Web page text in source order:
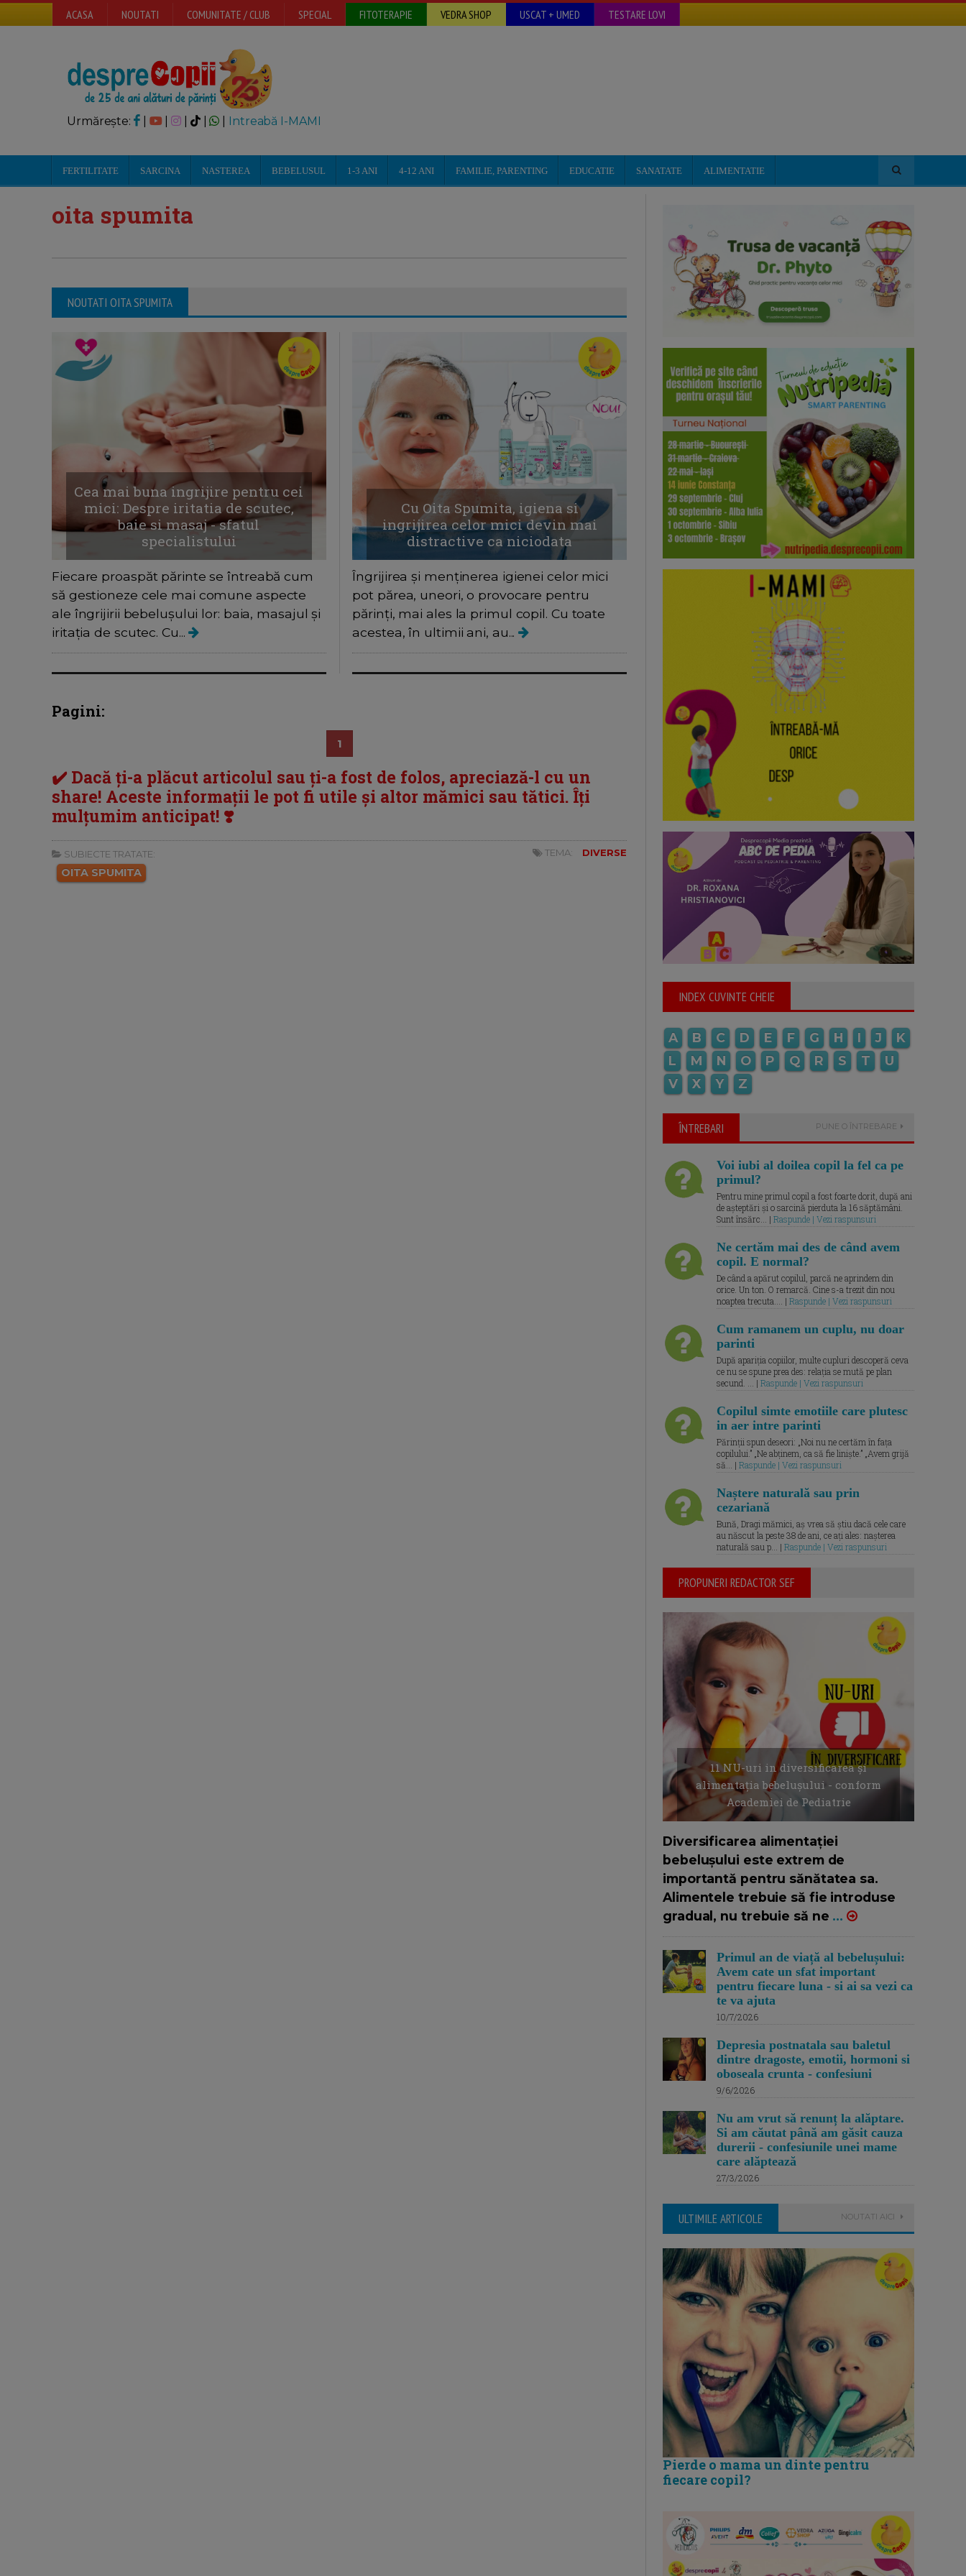
ACASA NOUTATI COMUNITATE / CLUB SPECIAL FITOTERAPIE VEDRA SHOP USCAT + UMED TESTARE LOVI
Urmărește: | | Intreabă I-MAMI
FERTILITATE SARCINA NASTEREA BEBELUSUL 1-3 ANI 4-12 ANI FAMILIE, PARENTING EDUCATIE SANATATE ALIMENTATIE
oita spumita
NOUTATI OITA SPUMITA
Cea mai buna ingrijire pentru cei
mici: Despre iritatia de scutec,
baie si masaj - sfatul
specialistului
Fiecare proaspăt părinte se întreabă cum
să gestioneze cele mai comune aspecte
ale îngrijirii bebelușului lor: baia, masajul și
iritația de scutec. Cu...
Cu Oita Spumita, igiena si
ingrijirea celor mici devin mai
distractive ca niciodata
Îngrijirea și menținerea igienei celor mici
pot părea, uneori, o provocare pentru
părinți, mai ales la primul copil. Cu toate
acestea, în ultimii ani, au...
Pagini:
1
✔️ Dacă ți-a plăcut articolul sau ți-a fost de folos, apreciază-l cu un
share! Aceste informații le pot fi utile și altor mămici sau tătici. Îți
mulțumim anticipat! ❣️
SUBIECTE TRATATE:
OITA SPUMITA
TEMA: DIVERSE
INDEX CUVINTE CHEIE
A B C D E F G H I J
K
L
M N O P Q R S T
U
V
X Y Z
ÎNTREBARI PUNE O ÎNTREBARE
Voi iubi al doilea copil la fel ca pe
primul?
Pentru mine primul copil a fost foarte dorit, după ani
de așteptări și o sarcină pierduta la 16 săptămâni.
Sunt însărc... | Raspunde | Vezi raspunsuri
Ne certăm mai des de când avem
copil. E normal?
De când a apărut copilul, parcă ne aprindem din
orice. Un ton. O remarcă. Cine s-a trezit din nou
noaptea trecuta.... | Raspunde | Vezi raspunsuri
Cum ramanem un cuplu, nu doar
parinti
După apariția copiilor, multe cupluri descoperă ceva
ce nu se spune prea des: relația se mută pe plan
secund. ... | Raspunde | Vezi raspunsuri
Copilul simte emotiile care plutesc
in aer intre parinti
Părinții spun deseori: „Noi nu ne certăm în fața
copilului.” „Ne abținem, ca să fie liniște.” „Avem grijă
să... | Raspunde | Vezi raspunsuri
Naștere naturală sau prin
cezariană
Bună, Dragi mămici, aș vrea să știu dacă cele care
au născut la peste 38 de ani, ce ați ales: nașterea
naturală sau p... | Raspunde | Vezi raspunsuri
PROPUNERI REDACTOR SEF
11 NU-uri in diversificarea și
alimentația bebelușului - conform
Academiei de Pediatrie
Diversificarea alimentației
bebelușului este extrem de
importantă pentru sănătatea sa.
Alimentele trebuie să fie introduse
gradual, nu trebuie să ne ...
Primul an de viață al bebelușului:
Avem cate un sfat important
pentru fiecare luna - si ai sa vezi ca
te va ajuta
10/7/2026
Depresia postnatala sau baletul
dintre dragoste, emotii, hormoni si
oboseala crunta - confesiuni
9/6/2026
Nu am vrut să renunț la alăptare.
Si am căutat până am găsit cauza
durerii - confesiunile unei mame
care alăptează
27/3/2026
ULTIMILE ARTICOLE NOUTATI AICI
Pierde o mama un dinte pentru
fiecare copil?